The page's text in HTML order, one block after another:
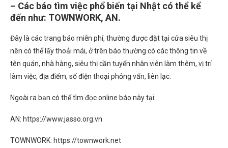
– Các báo tìm việc phổ biến tại Nhật có thể kể
đến như: TOWNWORK, AN.
Đây là các trang báo miễn phí, thường được đặt tại cửa siêu thị
nên có thể lấy thoải mái, ở trên báo thường có các thông tin về
tên quán, nhà hàng, siêu thị cần tuyển nhân viên làm thêm, vị trí
làm việc, địa điểm, số điện thoại phỏng vấn, liên lạc.
Ngoài ra bạn có thể tìm đọc online báo này tại:
AN: https://www.jasso.org.vn
TOWNWORK: https://townwork.net